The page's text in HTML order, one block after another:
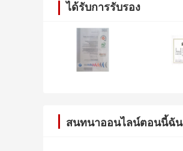
ได้รับการรับรอง
สนทนาออนไลน์ตอนนี้ฉัน